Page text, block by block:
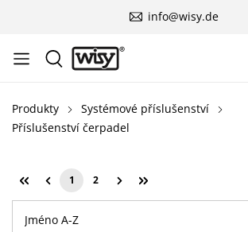
info@wisy.de
Produkty
Systémové příslušenství
Příslušenství čerpadel
Strana
1 Strana
2